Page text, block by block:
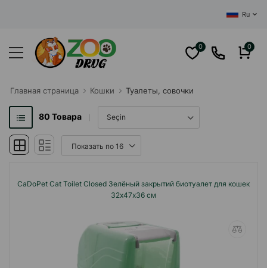
ЦЕНТРАЛЬНЫЙ
Ru
0 0
Главная cтраница Кошки Туалеты, совочки
80 Товара
CaDoPet Cat Toilet Closed Зелёный закрытий биотуалет для кошек
32х47х36 см